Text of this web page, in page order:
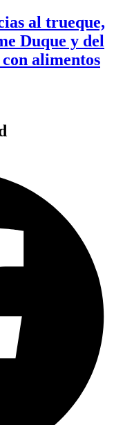
al trueque,
Duque y del
alimentos